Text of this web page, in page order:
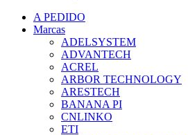
A PEDIDO
Marcas
ADELSYSTEM
ADVANTECH
ACREL
ARBOR TECHNOLOGY
ARESTECH
BANANA PI
CNLINKO
ETI